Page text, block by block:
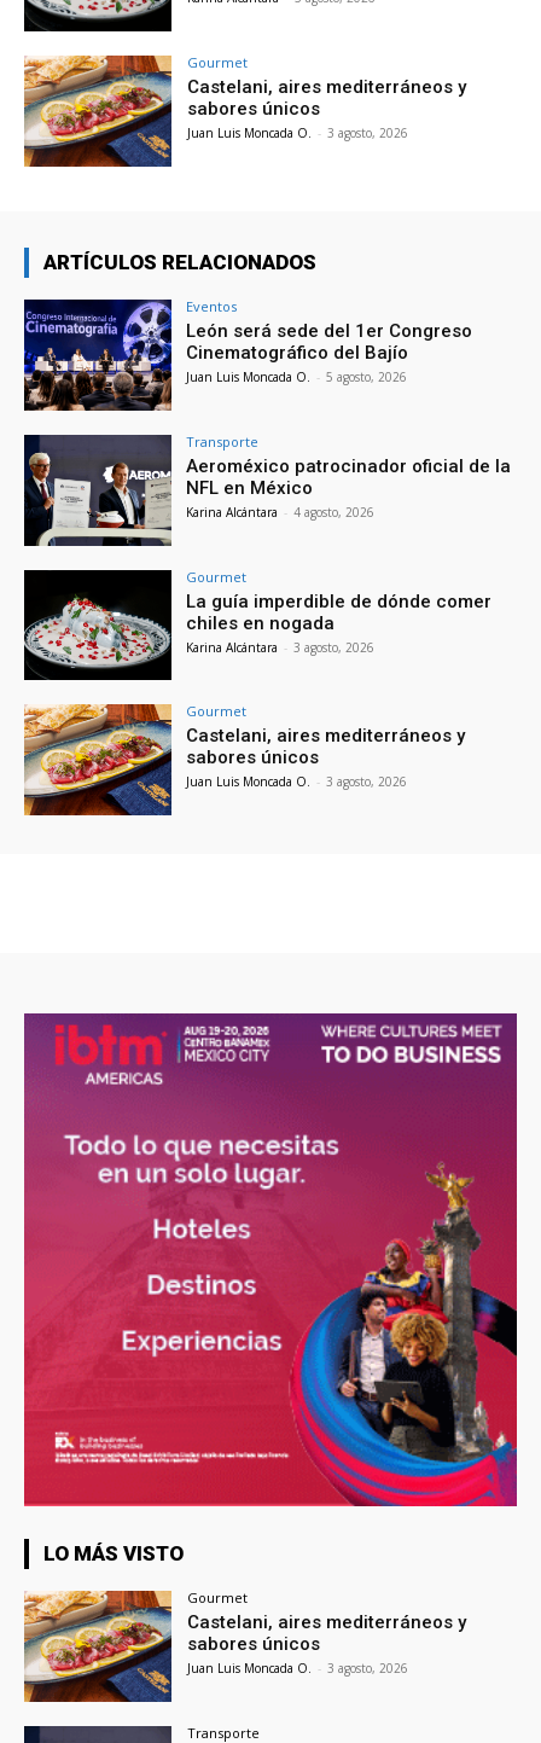
Gourmet
Castelani, aires mediterráneos y
sabores únicos
Juan Luis Moncada O. - 3 agosto, 2026
ARTÍCULOS RELACIONADOS
Eventos
León será sede del 1er Congreso
Cinematográfico del Bajío
Juan Luis Moncada O. - 5 agosto, 2026
Transporte
Aeroméxico patrocinador oficial de la
NFL en México
Karina Alcántara - 4 agosto, 2026
Gourmet
La guía imperdible de dónde comer
chiles en nogada
Karina Alcántara - 3 agosto, 2026
Gourmet
Castelani, aires mediterráneos y
sabores únicos
Juan Luis Moncada O. - 3 agosto, 2026
LO MÁS VISTO
Gourmet
Castelani, aires mediterráneos y
sabores únicos
Juan Luis Moncada O. - 3 agosto, 2026
Transporte